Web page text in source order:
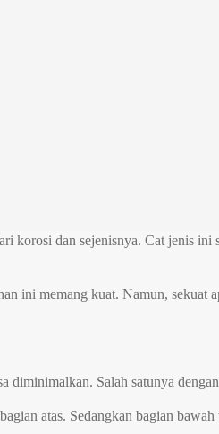
korosi dan sejenisnya. Cat jenis
ini memang kuat. Namun,
Salah satunya
atas. Sedangkan bagian